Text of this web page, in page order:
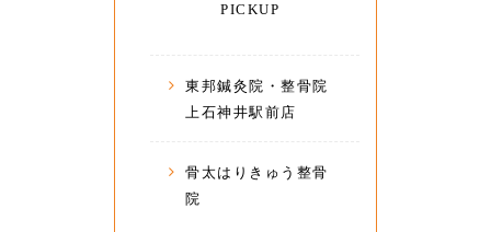
PICKUP
東邦鍼灸院・整骨院
上石神井駅前店
骨太はりきゅう整骨
院